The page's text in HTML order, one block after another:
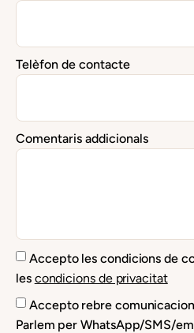
Telèfon de contacte
Comentaris addicionals
Accepto les condicions de
les condicions de privacitat
Accepto rebre
Parlem per WhatsApp/SMS/